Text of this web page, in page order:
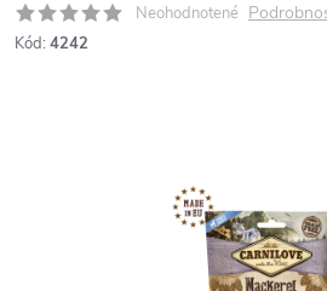
Neohodnotené
Kód: 4242